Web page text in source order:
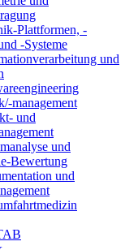
Plattformen, -
-Systeme
und
management
und
und
Bewertung
und